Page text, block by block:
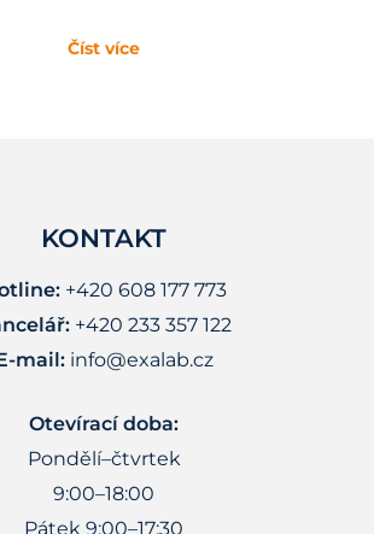
Číst více
KONTAKT
+420 608 177 773
+420 233 357 122
mail: info@exalab.cz
Otevírací doba:
Pondělí–čtvrtek
9:00–18:00
Pátek 9:00–17:30